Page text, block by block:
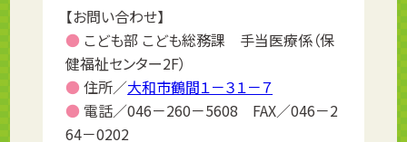
【お問い合わせ】
● こども部 こども総務課 手当医療係（保
健福祉センター2F）
● 住所／大和市鶴間１－３１－７
● 電話／046－260－5608 FAX／046－2
64－0202